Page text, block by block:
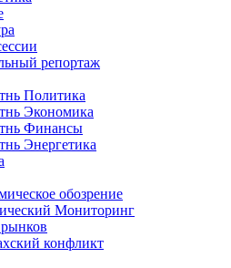
репортаж
Политика
Экономика
Финансы
Энергетика
обозрение
Мониторинг
конфликт